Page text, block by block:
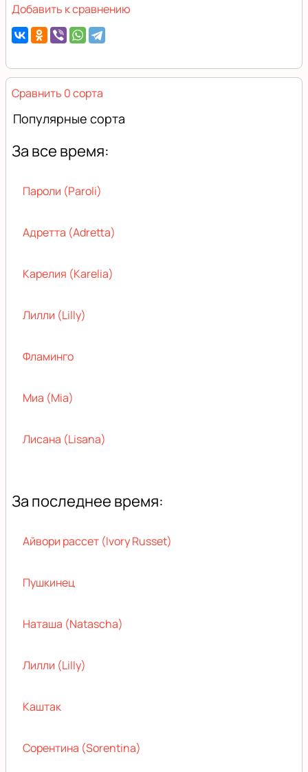
Добавить к сравнению
Сравнить 0 сорта
Популярные сорта
За все время:
Пароли (Paroli)
Адретта (Adretta)
Карелия (Karelia)
Лилли (Lilly)
Фламинго
Миа (Mia)
Лисана (Lisana)
За последнее время:
Айвори рассет (Ivory Russet)
Пушкинец
Наташа (Natascha)
Лилли (Lilly)
Каштак
Сорентина (Sorentina)